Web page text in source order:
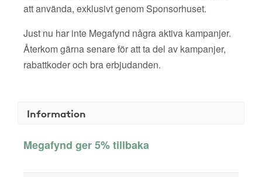
att använda, exklusivt genom Sponsorhuset.
Just nu har inte Megafynd några aktiva kampanjer.
Återkom gärna senare för att ta del av kampanjer,
rabattkoder och bra erbjudanden.
Information
Megafynd ger 5% tillbaka